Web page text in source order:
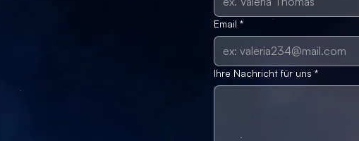
Email *
Ihre Nachricht für uns *